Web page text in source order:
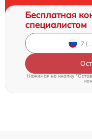
Бесплатная
специалистом
Нажимая на кнопку